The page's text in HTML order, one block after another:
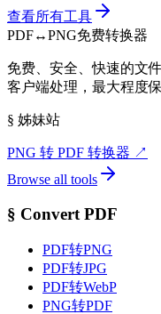
查看所有工具
PDF↔PNG免费转换器
免费、安全、快速的文
客户端处理，最大程度
§ 姊妹站
PNG 转 PDF 转换器 ↗
Browse all tools
§ Convert PDF
PDF转PNG
PDF转JPG
PDF转WebP
PNG转PDF